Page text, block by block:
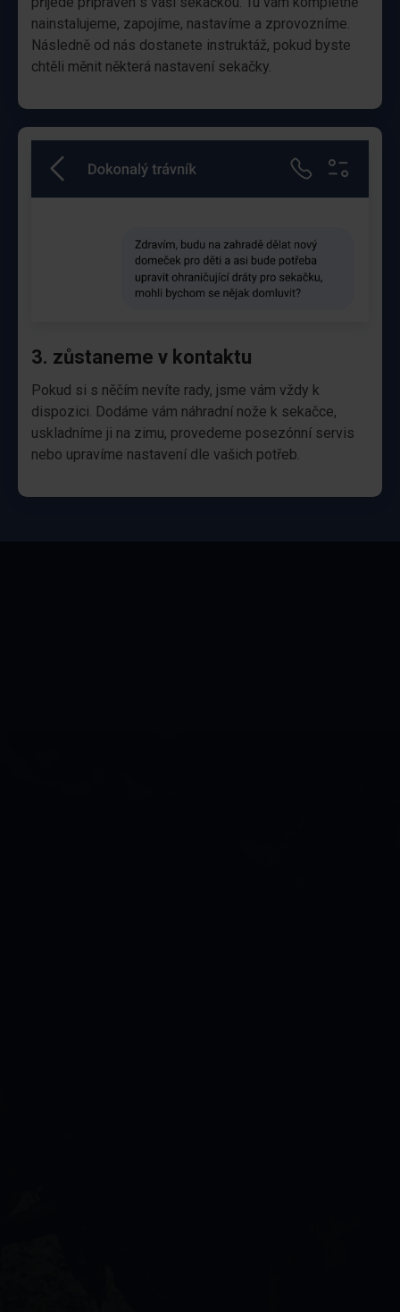
nainstalujeme, zapojíme, nastavíme a zprovozníme.
Následně od nás dostanete instruktáž, pokud byste
chtěli měnit některá nastavení sekačky.
3. zůstaneme v kontaktu
Pokud si s něčím nevíte rady, jsme vám vždy k
dispozici. Dodáme vám náhradní nože k sekačce,
uskladníme ji na zimu, provedeme posezónní servis
nebo upravíme nastavení dle vašich potřeb.